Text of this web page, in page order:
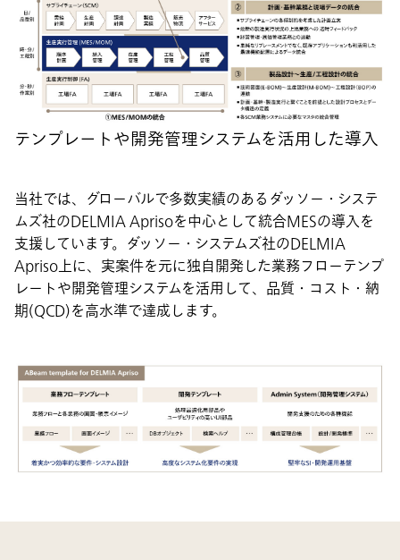
テンプレートや開発管理システムを活用した導入
当社では、グローバルで多数実績のあるダッソー・システ
ムズ社のDELMIA Aprisoを中心として統合MESの導入を
支援しています。ダッソー・システムズ社のDELMIA
Apriso上に、実案件を元に独自開発した業務フローテンプ
レートや開発管理システムを活用して、品質・コスト・納
期(QCD)を高水準で達成します。